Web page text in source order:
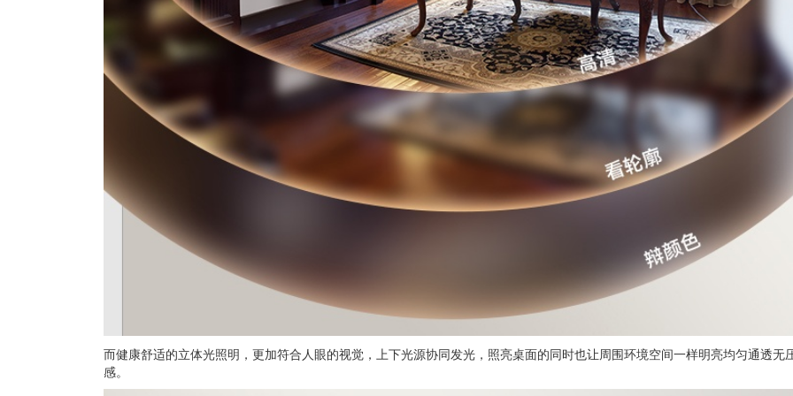
而健康舒适的立体光照明，更加符合人眼的视觉，上下光源协同发光，照亮桌面的同时也让周围环境空间一样明亮均匀通透无
感。